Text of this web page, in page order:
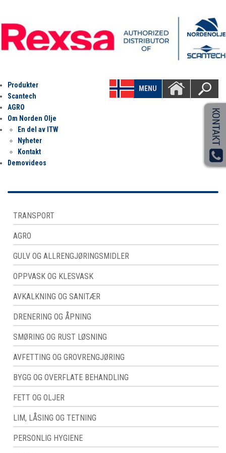
MENU
Produkter
Scantech
AGRO
Om Norden Olje
En del av ITW
Nyheter
Kontakt
Demovideos
TRANSPORT
AGRO
GULV OG ALLRENGJØRINGSMIDLER
OPPVASK OG KLESVASK
AVKALKNING OG SANITÆR
DRENERING OG ÅPNING
SMØRING OG RUST LØSNING
AVFETTING OG GROVRENGJØRING
BYGG OG OVERFLATE BEHANDLING
FETT OG OLJER
LIM, LÅSING OG TETNING
PERSONLIG HYGIENE